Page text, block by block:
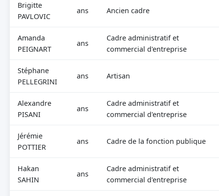
Brigitte
PAVLOVIC
ans Ancien cadre
Amanda
PEIGNART
ans
Cadre administratif et
commercial d'entreprise
Stéphane
PELLEGRINI
ans Artisan
Alexandre
PISANI
ans
Cadre administratif et
commercial d'entreprise
Jérémie
POTTIER
ans Cadre de la fonction publique
Hakan
SAHIN
ans
Cadre administratif et
commercial d'entreprise